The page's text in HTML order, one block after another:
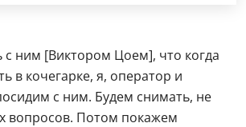
ним [Виктором Цоем], что когда
в кочегарке, я, оператор и
с ним. Будем снимать, не
вопросов. Потом покажем